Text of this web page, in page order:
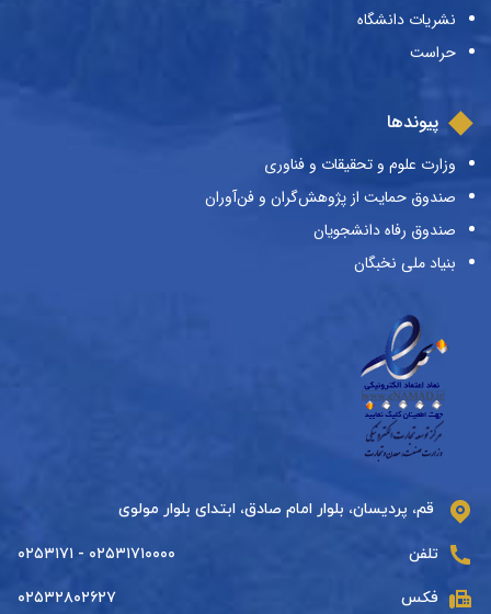
نشریات دانشگاه
حراست
پیوندها
وزارت علوم و تحقیقات و فناوری
صندوق حمایت از پژوهش‌گران و فن‌آوران
صندوق رفاه دانشجویان
بنیاد ملی نخبگان
قم، پردیسان، بلوار امام صادق، ابتدای بلوار مولوی
تلفن ۰۲۵۳۱۷۱۰۰۰۰ - ۰۲۵۳۱۷۱
فکس ۰۲۵۳۲۸۰۲۶۲۷